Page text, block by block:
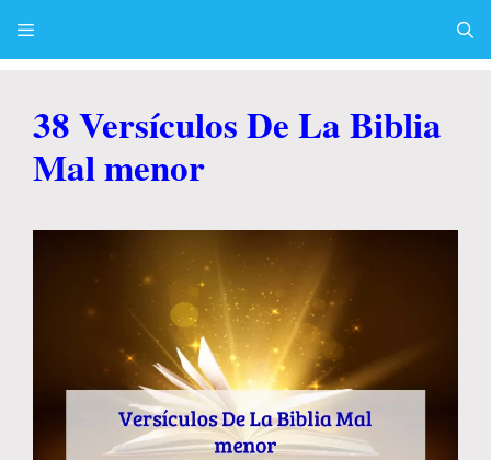
38 Versículos De La Biblia
Mal menor